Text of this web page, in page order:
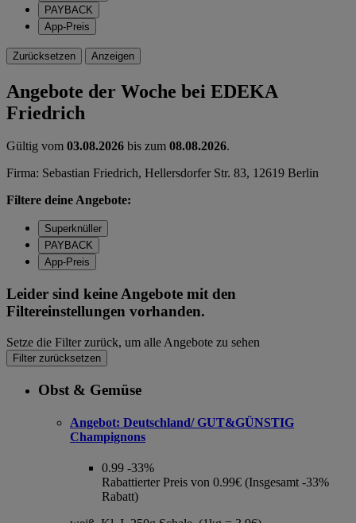
PAYBACK
App-Preis
Zurücksetzen Anzeigen
Angebote der Woche bei EDEKA
Friedrich
Gültig vom 03.08.2026 bis zum 08.08.2026.
Firma: Sebastian Friedrich, Hellersdorfer Str. 83, 12619 Berlin
Filtere deine Angebote:
Superknüller
PAYBACK
App-Preis
Leider sind keine Angebote mit den
Filtereinstellungen vorhanden.
Setze die Filter zurück, um alle Angebote zu sehen
Filter zurücksetzen
Obst & Gemüse
Angebot: Deutschland/ GUT&GÜNSTIG
Champignons
0.99 -33%
Rabattierter Preis von 0.99€ (Insgesamt -33%
Rabatt)